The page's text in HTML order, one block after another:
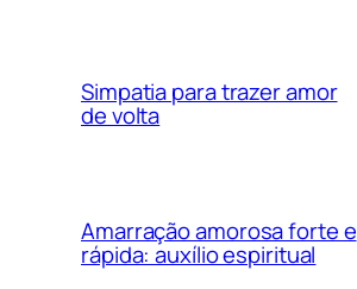
Simpatia para trazer amor
de volta
Amarração amorosa forte e
rápida: auxílio espiritual